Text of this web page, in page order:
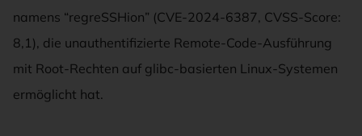
namens “regreSSHion” (CVE-2024-6387, CVSS-Score:
8,1), die unauthentifizierte Remote-Code-Ausführung
mit Root-Rechten auf glibc-basierten Linux-Systemen
ermöglicht hat.